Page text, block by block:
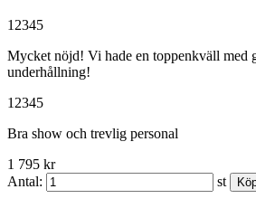
12345
Mycket nöjd! Vi hade en toppenkväll med
underhållning!
12345
Bra show och trevlig personal
1 795 kr
Antal:
st